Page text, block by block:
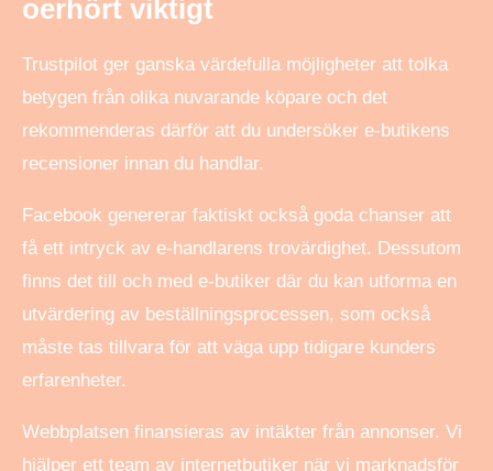
oerhört viktigt
Trustpilot ger ganska värdefulla möjligheter att tolka
betygen från olika nuvarande köpare och det
rekommenderas därför att du undersöker e-butikens
recensioner innan du handlar.
Facebook genererar faktiskt också goda chanser att
få ett intryck av e-handlarens trovärdighet. Dessutom
finns det till och med e-butiker där du kan utforma en
utvärdering av beställningsprocessen, som också
måste tas tillvara för att väga upp tidigare kunders
erfarenheter.
Webbplatsen finansieras av intäkter från annonser. Vi
hjälper ett team av internetbutiker när vi marknadsför